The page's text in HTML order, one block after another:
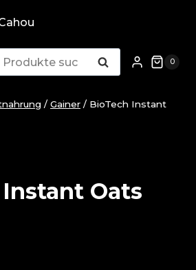
Suche
Suche 0
/ Gainer / BioTech Instant
Oats